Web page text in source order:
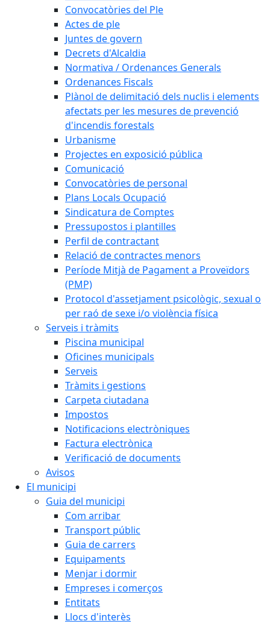
Convocatòries del Ple
Actes de ple
Juntes de govern
Decrets d'Alcaldia
Normativa / Ordenances Generals
Ordenances Fiscals
Plànol de delimitació dels nuclis i elements
afectats per les mesures de prevenció
d'incendis forestals
Urbanisme
Projectes en exposició pública
Comunicació
Convocatòries de personal
Plans Locals Ocupació
Sindicatura de Comptes
Pressupostos i plantilles
Perfil de contractant
Relació de contractes menors
Període Mitjà de Pagament a Proveïdors
(PMP)
Protocol d'assetjament psicològic, sexual o
per raó de sexe i/o violència física
Serveis i tràmits
Piscina municipal
Oficines municipals
Serveis
Tràmits i gestions
Carpeta ciutadana
Impostos
Notificacions electròniques
Factura electrònica
Verificació de documents
Avisos
El municipi
Guia del municipi
Com arribar
Transport públic
Guia de carrers
Equipaments
Menjar i dormir
Empreses i comerços
Entitats
Llocs d'interès